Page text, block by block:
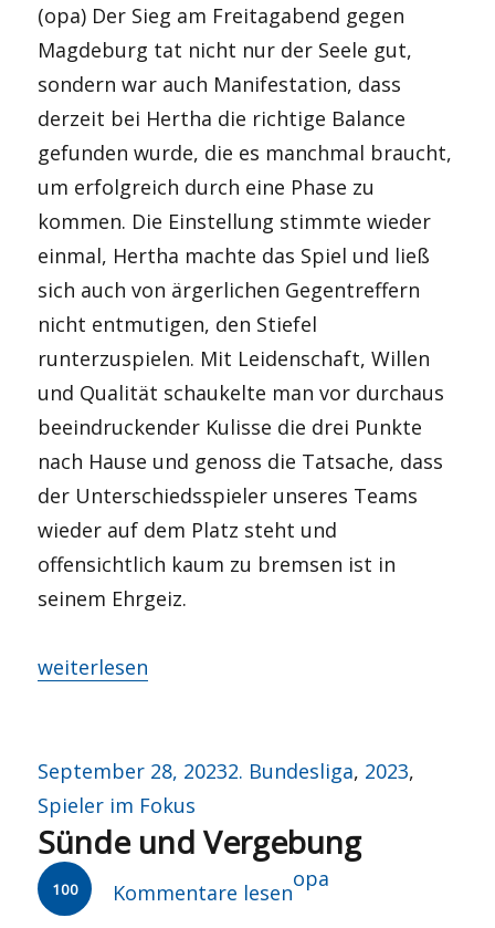
(opa) Der Sieg am Freitagabend gegen
Magdeburg tat nicht nur der Seele gut,
sondern war auch Manifestation, dass
derzeit bei Hertha die richtige Balance
gefunden wurde, die es manchmal braucht,
um erfolgreich durch eine Phase zu
kommen. Die Einstellung stimmte wieder
einmal, Hertha machte das Spiel und ließ
sich auch von ärgerlichen Gegentreffern
nicht entmutigen, den Stiefel
runterzuspielen. Mit Leidenschaft, Willen
und Qualität schaukelte man vor durchaus
beeindruckender Kulisse die drei Punkte
nach Hause und genoss die Tatsache, dass
der Unterschiedsspieler unseres Teams
wieder auf dem Platz steht und
offensichtlich kaum zu bremsen ist in
seinem Ehrgeiz.
„Des dreckige Dutzend“
weiterlesen
Veröffentlicht
am
September 28, 2023Kategorien
2. Bundesliga, 2023,
Spieler im Fokus
Sünde und Vergebung
100 Kommentare lesen
Autor
opa